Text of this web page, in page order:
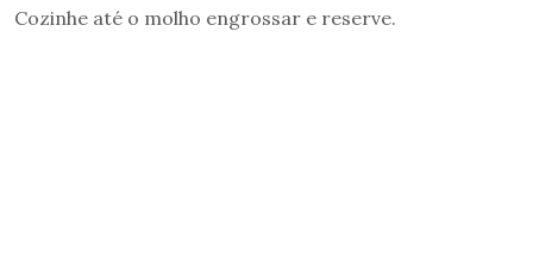
Cozinhe até o molho engrossar e reserve.